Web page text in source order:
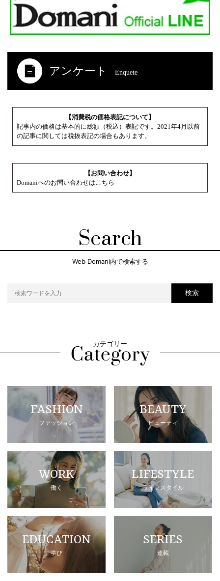
アンケート Enquete
【消費税の価格表記について】
記事内の価格は基本的に総額（税込）表記です。2021年4月以前
の記事に関しては税抜表記の場合もあります。
【お問い合わせ】
Domaniへのお問い合わせはこちら
Search
Web Domani内で検索する
検索
カテゴリー
FASHION
ファッション
BEAUTY
ビューティ
WORK
働く
LIFESTYLE
ライフスタイル
EDUCATION
学び
SERIES
連載